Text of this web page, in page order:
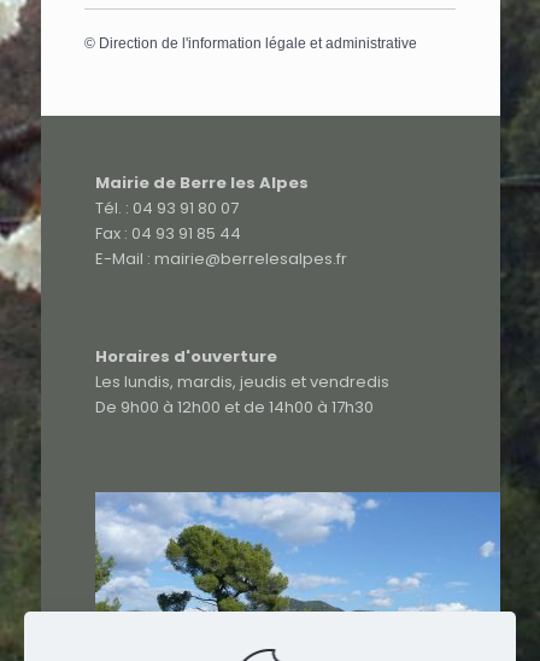
© Direction de l'information légale et administrative
Mairie de Berre les Alpes
Tél. : 04 93 91 80 07
Fax : 04 93 91 85 44
E-Mail : mairie@berrelesalpes.fr
Horaires d'ouverture
Les lundis, mardis, jeudis et vendredis
De 9h00 à 12h00 et de 14h00 à 17h30